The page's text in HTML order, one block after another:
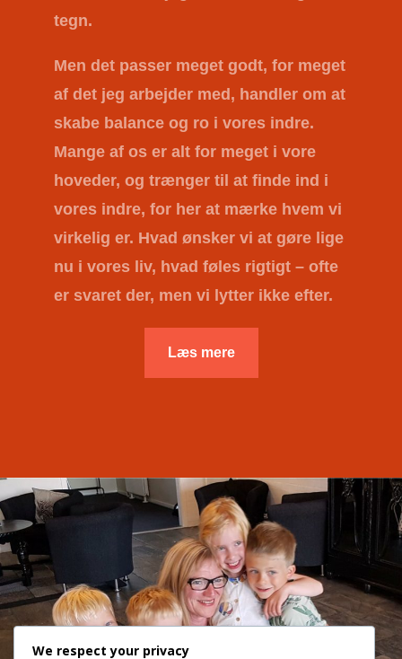
tegn.
Men det passer meget godt, for meget
af det jeg arbejder med, handler om at
skabe balance og ro i vores indre.
Mange af os er alt for meget i vore
hoveder, og trænger til at finde ind i
vores indre, for her at mærke hvem vi
virkelig er. Hvad ønsker vi at gøre lige
nu i vores liv, hvad føles rigtigt – ofte
er svaret der, men vi lytter ikke efter.
Læs mere
We respect your privacy